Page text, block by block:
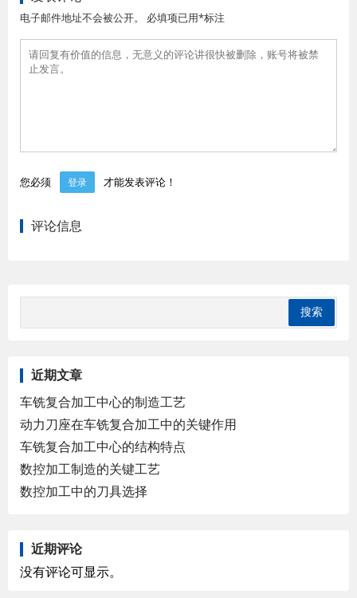
电子邮件地址不会被公开。 必填项已用*标注
您必须 登录 才能发表评论！
评论信息
近期文章
车铣复合加工中心的制造工艺
动力刀座在车铣复合加工中的关键作用
车铣复合加工中心的结构特点
数控加工制造的关键工艺
数控加工中的刀具选择
近期评论
没有评论可显示。